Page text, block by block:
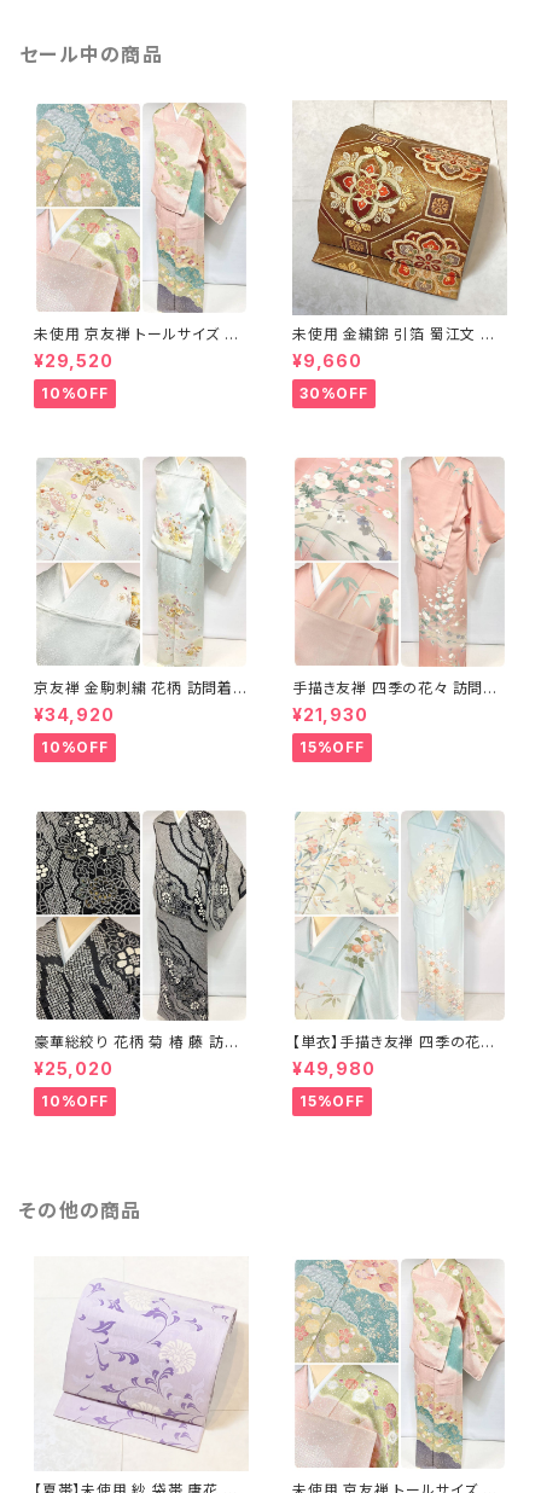
セール中の商品
未使用 京友禅 トールサイズ 染
め分け 金彩 訪問着 袷 正絹 ピ
ンク 黄緑 紫 黄色 1438
¥29,520
10%OFF
未使用 金繍錦 引箔 蜀江文 唐
織 華紋 袋帯 正絹 金糸 ゴール
ド 赤 紫 710
¥9,660
30%OFF
京友禅 金駒刺繍 花柄 訪問着
正絹 水色 黄緑 パステルカラー
アイスグリーン 1433
¥34,920
10%OFF
手描き友禅 四季の花々 訪問着
袷 正絹 サーモンピンク クリー
ム 白 桃花色 1434
¥21,930
15%OFF
豪華総絞り 花柄 菊 椿 藤 訪問
着 鹿の子絞り ラメ 正絹 黒 白
グレー 1435
¥25,020
10%OFF
【単衣】手描き友禅 四季の花々
正絹 訪問着 水色 黄緑 白 パス
テルカラー 1431
¥49,980
15%OFF
その他の商品